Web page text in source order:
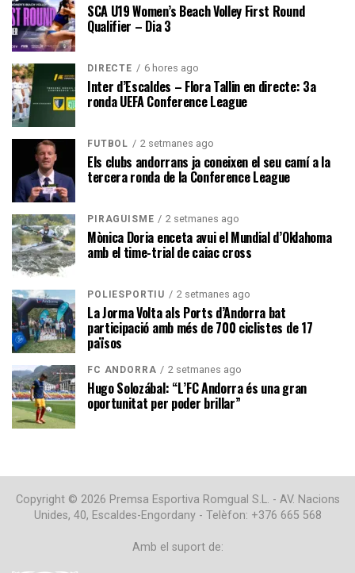
SCA U19 Women’s Beach Volley First Round
Qualifier – Dia 3
DIRECTE 6 hores ago
Inter d’Escaldes – Flora Tallin en directe: 3a
ronda UEFA Conference League
FUTBOL 2 setmanes ago
Els clubs andorrans ja coneixen el seu camí a la
tercera ronda de la Conference League
PIRAGÜISME 2 setmanes ago
Mònica Doria enceta avui el Mundial d’Oklahoma
amb el time-trial de caiac cross
POLIESPORTIU 2 setmanes ago
La Jorma Volta als Ports d’Andorra bat
participació amb més de 700 ciclistes de 17
països
FC ANDORRA 2 setmanes ago
Hugo Solozábal: “L’FC Andorra és una gran
oportunitat per poder brillar”
Copyright © 2026 Premsa Esportiva Romgual S.L. - AV. Nacions
Unides, 40, Escaldes-Engordany - Telèfon: +376 665 568
Amb el suport de: